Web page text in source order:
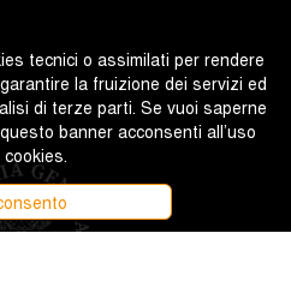
tecnici o assimilati per rendere
la fruizione dei servizi ed
di terze parti. Se vuoi saperne
banner acconsenti all’uso
cookies.